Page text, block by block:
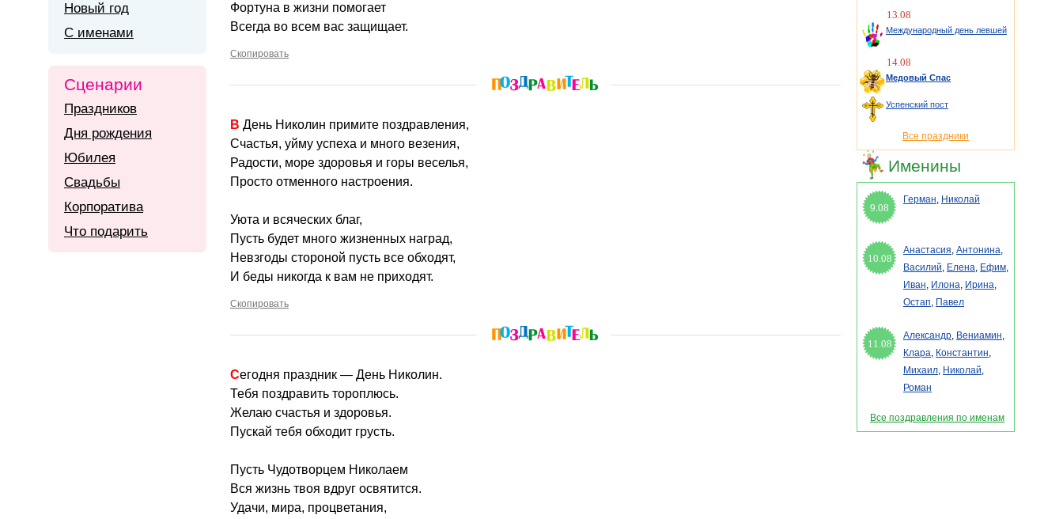
Фортуна в жизни помогает
Всегда во всем вас защищает.
Скопировать
В День Николин примите поздравления,
Счастья, уйму успеха и много везения,
Радости, море здоровья и горы веселья,
Просто отменного настроения.
Уюта и всяческих благ,
Пусть будет много жизненных наград,
Невзгоды стороной пусть все обходят,
И беды никогда к вам не приходят.
Скопировать
Сегодня праздник — День Николин.
Тебя поздравить тороплюсь.
Желаю счастья и здоровья.
Пускай тебя обходит грусть.
Пусть Чудотворцем Николаем
Вся жизнь твоя вдруг освятится.
Удачи, мира, процветания,
Новый год
С именами
Сценарии
Праздников
Дня рождения
Юбилея
Свадьбы
Корпоратива
Что подарить
13.08
Международный день левшей
14.08
Медовый Спас
Успенский пост
Все праздники
Именины
9.08
Герман, Николай
10.08
Анастасия, Антонина,
Василий, Елена, Ефим,
Иван, Илона, Ирина,
Остап, Павел
11.08
Александр, Вениамин,
Клара, Константин,
Михаил, Николай,
Роман
Все поздравления по именам